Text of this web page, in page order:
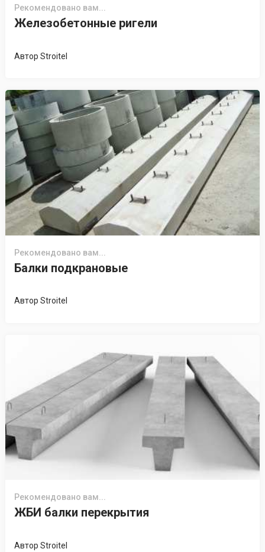
Рекомендовано вам...
Железобетонные ригели
Автор Stroitel
Рекомендовано вам...
Балки подкрановые
Автор Stroitel
Рекомендовано вам...
ЖБИ балки перекрытия
Автор Stroitel